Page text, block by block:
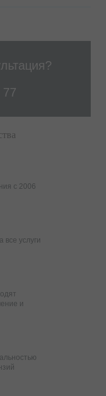
77
с 2006
все услуги
и